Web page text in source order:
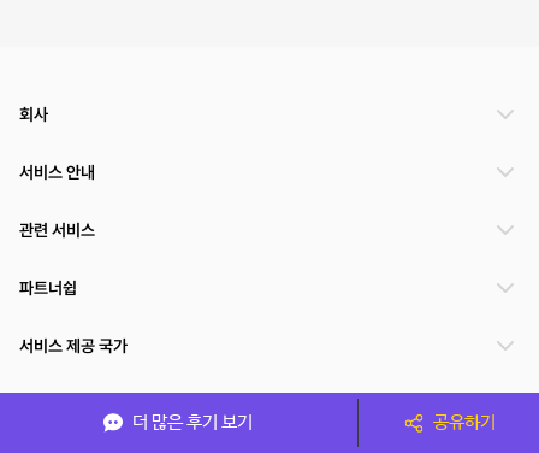
더 많은 후기 보기 공유하기
회사
서비스 안내
관련 서비스
파트너쉽
서비스 제공 국가
(주)NSPACE 사업자정보